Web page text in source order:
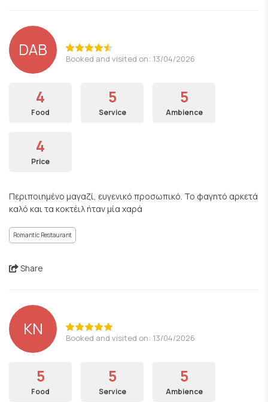
DAB Booked and visited on: 13/04/2026
4
Food
5
Service
5
Ambience
4
Price
Περιποιημένο μαγαζί, ευγενικό προσωπικό. Το φαγητό αρκετά
καλό και τα κοκτέιλ ήταν μία χαρά
Romantic Restaurant
Share
ΚΝ Booked and visited on: 13/04/2026
5
Food
5
Service
5
Ambience